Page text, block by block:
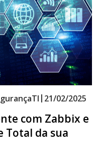
TI | 21/02/2025
com Zabbix e
Total da sua